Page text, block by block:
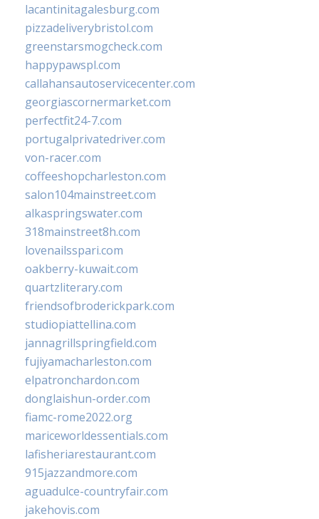
lacantinitagalesburg.com
pizzadeliverybristol.com
greenstarsmogcheck.com
happypawspl.com
callahansautoservicecenter.com
georgiascornermarket.com
perfectfit24-7.com
portugalprivatedriver.com
von-racer.com
coffeeshopcharleston.com
salon104mainstreet.com
alkaspringswater.com
318mainstreet8h.com
lovenailsspari.com
oakberry-kuwait.com
quartzliterary.com
friendsofbroderickpark.com
studiopiattellina.com
jannagrillspringfield.com
fujiyamacharleston.com
elpatronchardon.com
donglaishun-order.com
fiamc-rome2022.org
mariceworldessentials.com
lafisheriarestaurant.com
915jazzandmore.com
aguadulce-countryfair.com
jakehovis.com